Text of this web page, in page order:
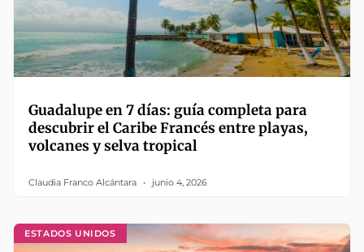
Guadalupe en 7 días: guía completa para
descubrir el Caribe Francés entre playas,
volcanes y selva tropical
Claudia Franco Alcántara junio 4, 2026
ESTADOS UNIDOS